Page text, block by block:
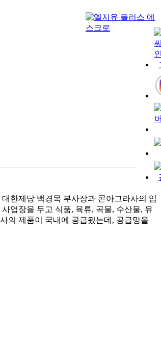
한제당 백경목 부사장과 콘아그라사의 임
업장을 두고 식품, 육류, 곡물, 수산물, 유
의 제품이 국내에 공급됐는데, 공급망을